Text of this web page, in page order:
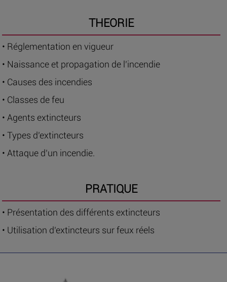
THEORIE
• Réglementation en vigueur
• Naissance et propagation de l’incendie
• Causes des incendies
• Classes de feu
• Agents extincteurs
• Types d’extincteurs
• Attaque d’un incendie.
PRATIQUE
• Présentation des différents extincteurs
• Utilisation d’extincteurs sur feux réels